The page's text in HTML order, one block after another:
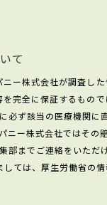
て
ー株式会社が調査した
完全に保証するもので
ず該当の医療機関に
ー株式会社ではその
までご連絡をいただ
ては、厚生労働省の